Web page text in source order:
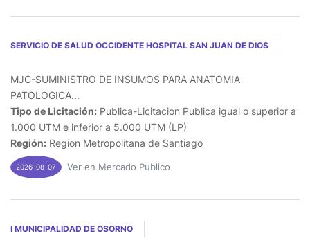
SERVICIO DE SALUD OCCIDENTE HOSPITAL SAN JUAN DE DIOS
MJC-SUMINISTRO DE INSUMOS PARA ANATOMIA
PATOLOGICA...
Tipo de Licitación: Publica-Licitacion Publica igual o superior a
1.000 UTM e inferior a 5.000 UTM (LP)
Región: Region Metropolitana de Santiago
2026-08-07 Ver en Mercado Publico
I MUNICIPALIDAD DE OSORNO